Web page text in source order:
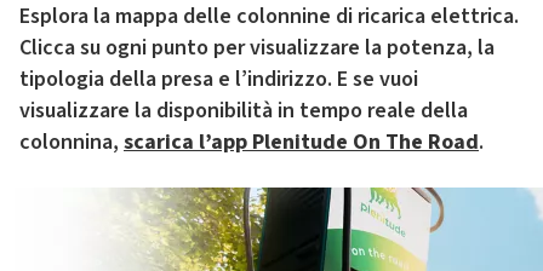
Esplora la mappa delle colonnine di ricarica elettrica.
Clicca su ogni punto per visualizzare la potenza, la
tipologia della presa e l’indirizzo. E se vuoi
visualizzare la disponibilità in tempo reale della
colonnina, scarica l’app Plenitude On The Road.